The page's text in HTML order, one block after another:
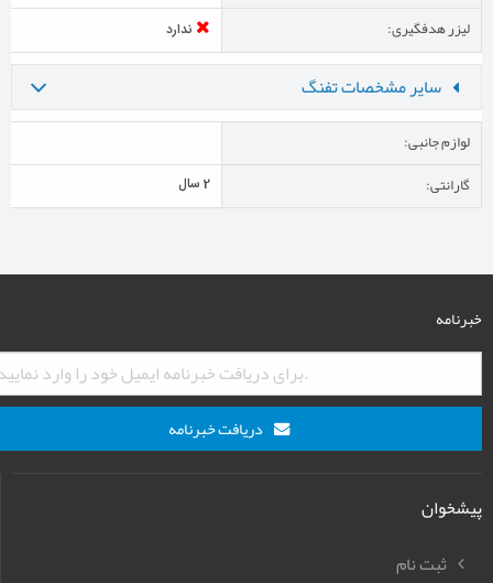
لیزر هدفگیری: ندارد
سایر مشخصات تفنگ
لوازم جانبی:
گارانتی:
2 سال
خبرنامه
دریافت خبرنامه
پیشخوان
ثبت نام